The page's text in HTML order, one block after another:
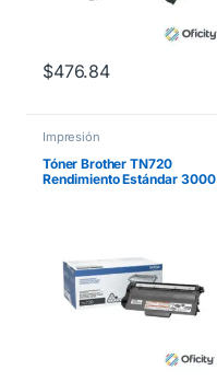
$476.84
Impresión
Tóner Brother TN720
Rendimiento Estándar 3000